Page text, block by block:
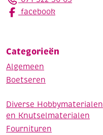
facebook
Categorieën
Algemeen
Boetseren
Diverse Hobbymaterialen
en Knutselmaterialen
Fournituren